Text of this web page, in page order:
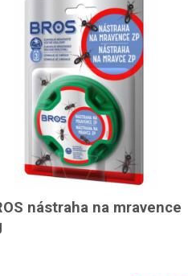
nástraha na mravence